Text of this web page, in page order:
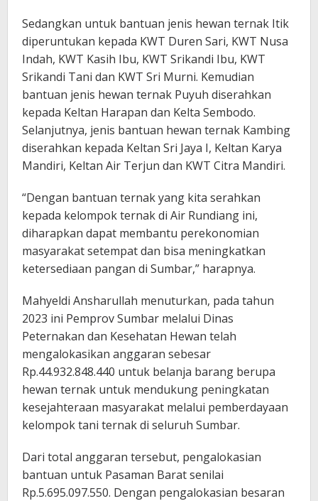
Sedangkan untuk bantuan jenis hewan ternak Itik
diperuntukan kepada KWT Duren Sari, KWT Nusa
Indah, KWT Kasih Ibu, KWT Srikandi Ibu, KWT
Srikandi Tani dan KWT Sri Murni. Kemudian
bantuan jenis hewan ternak Puyuh diserahkan
kepada Keltan Harapan dan Kelta Sembodo.
Selanjutnya, jenis bantuan hewan ternak Kambing
diserahkan kepada Keltan Sri Jaya I, Keltan Karya
Mandiri, Keltan Air Terjun dan KWT Citra Mandiri.
“Dengan bantuan ternak yang kita serahkan
kepada kelompok ternak di Air Rundiang ini,
diharapkan dapat membantu perekonomian
masyarakat setempat dan bisa meningkatkan
ketersediaan pangan di Sumbar,” harapnya.
Mahyeldi Ansharullah menuturkan, pada tahun
2023 ini Pemprov Sumbar melalui Dinas
Peternakan dan Kesehatan Hewan telah
mengalokasikan anggaran sebesar
Rp.44.932.848.440 untuk belanja barang berupa
hewan ternak untuk mendukung peningkatan
kesejahteraan masyarakat melalui pemberdayaan
kelompok tani ternak di seluruh Sumbar.
Dari total anggaran tersebut, pengalokasian
bantuan untuk Pasaman Barat senilai
Rp.5.695.097.550. Dengan pengalokasian besaran